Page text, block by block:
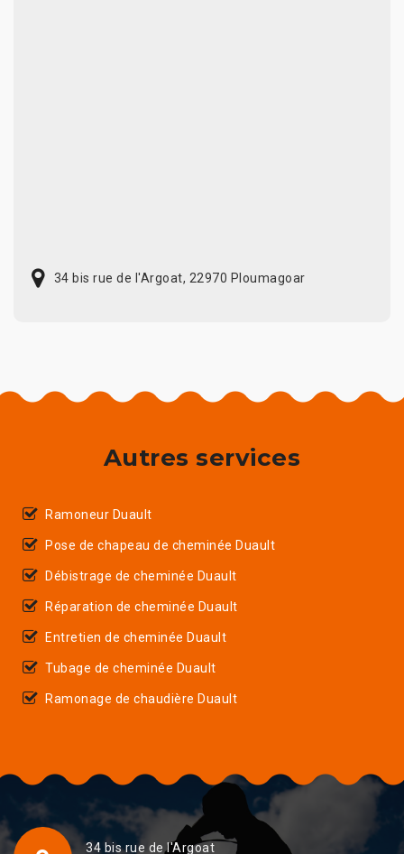
34 bis rue de l'Argoat, 22970 Ploumagoar
Autres services
Ramoneur Duault
Pose de chapeau de cheminée Duault
Débistrage de cheminée Duault
Réparation de cheminée Duault
Entretien de cheminée Duault
Tubage de cheminée Duault
Ramonage de chaudière Duault
34 bis rue de l'Argoat